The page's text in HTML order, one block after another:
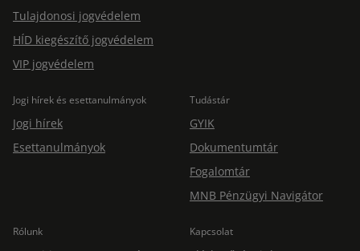
Tulajdonosi jogvédelem
HÍD kiegészítő jogvédelem
VIP jogvédelem
Jogi hírek és esettanulmányok
Jogi hírek
Esettanulmányok
Tudástár
GYIK
Dokumentumtár
Fogalomtár
MNB Pénzügyi Navigátor
Rólunk Kapcsolat